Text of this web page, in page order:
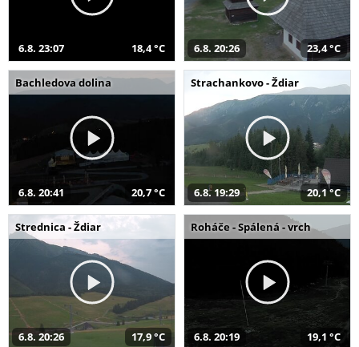
6.8. 23:07 18,4 °C 6.8. 20:26 23,4 °C
Bachledova dolina
6.8. 20:41 20,7 °C
Strachankovo - Ždiar
6.8. 19:29 20,1 °C
Strednica - Ždiar
6.8. 20:26 17,9 °C
Roháče - Spálená - vrch
6.8. 20:19 19,1 °C